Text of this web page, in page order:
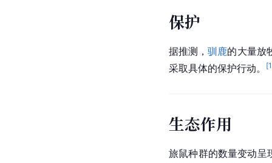
保护
据推测，驯鹿的大量放
采取具体的保护行动。
[
生态作用
旅鼠种群的数量变动呈